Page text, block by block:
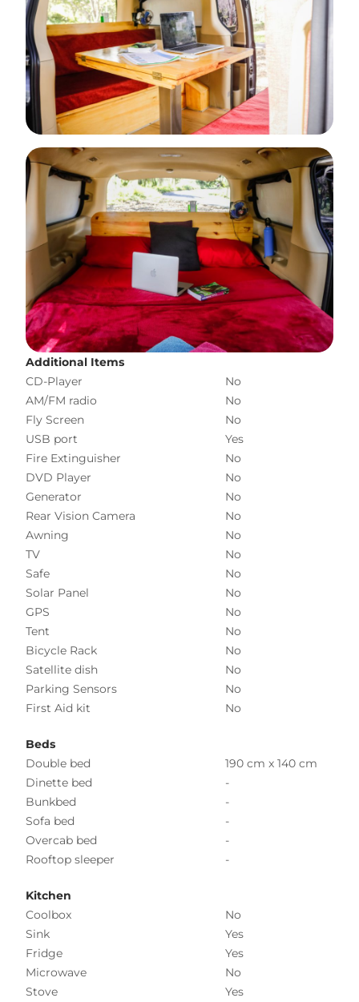
Additional Items
CD-Player
No
AM/FM radio
No
Fly Screen
No
USB port
Yes
Fire Extinguisher
No
DVD Player
No
Generator
No
Rear Vision Camera
No
Awning
No
TV
No
Safe
No
Solar Panel
No
GPS
No
Tent
No
Bicycle Rack
No
Satellite dish
No
Parking Sensors
No
First Aid kit
No
Beds
Double bed
190 cm x 140 cm
Dinette bed
-
Bunkbed
-
Sofa bed
-
Overcab bed
-
Rooftop sleeper
-
Kitchen
Coolbox
No
Sink
Yes
Fridge
Yes
Microwave
No
Stove
Yes